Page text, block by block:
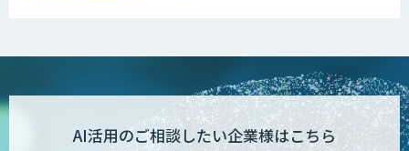
AI活用のご相談したい企業様はこちら